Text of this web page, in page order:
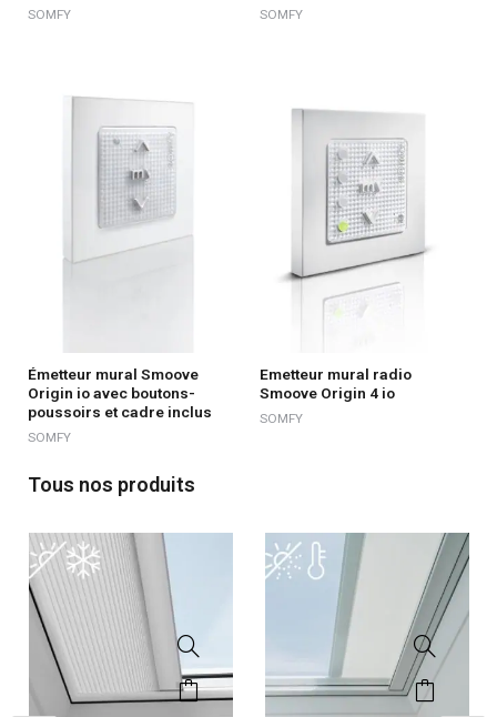
SOMFY SOMFY
Émetteur mural Smoove
Origin io avec boutons-
poussoirs et cadre inclus
SOMFY
Emetteur mural radio
Smoove Origin 4 io
SOMFY
Tous nos produits